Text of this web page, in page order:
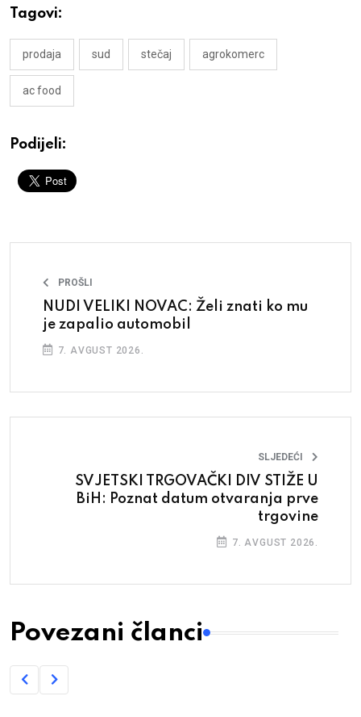
Tagovi:
prodaja sud stečaj agrokomerc
ac food
Podijeli:
PROŠLI
NUDI VELIKI NOVAC: Želi znati ko mu
je zapalio automobil
7. AVGUST 2026.
SLJEDEĆI
SVJETSKI TRGOVAČKI DIV STIŽE U
BiH: Poznat datum otvaranja prve
trgovine
7. AVGUST 2026.
Povezani članci